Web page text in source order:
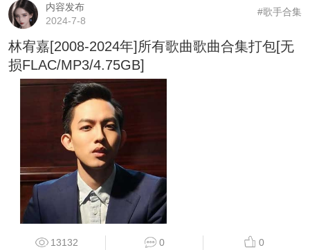
内容发布
2024-7-8
#歌手合集
林宥嘉[2008-2024年]所有歌曲歌曲合集打包[无
损FLAC/MP3/4.75GB]
13132 0 0